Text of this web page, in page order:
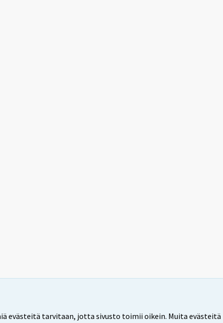
evästeitä tarvitaan, jotta sivusto toimii oikein. Muita evästeitä